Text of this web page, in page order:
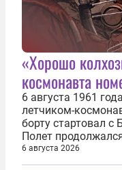
«Хорошо
космонавта
6 августа 1961
летчиком-
борту стартовал с
Полет
второй человек в
Советского Союза
6 августа 2026